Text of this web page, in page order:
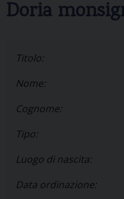
Doria
Titolo:
Nome:
Cognome:
Tipo:
Luogo di nascita:
Data ordinazione: